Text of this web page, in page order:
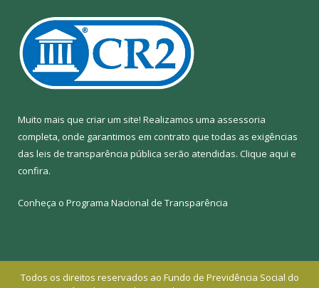
Muito mais que criar um site! Realizamos uma assessoria
completa, onde garantimos em contrato que todas as exigências
das leis de transparência pública serão atendidas. Clique aqui e
confira.
Conheça o Programa Nacional de Transparência
Todos os direitos reservados ao Fundo de Previdência Social do